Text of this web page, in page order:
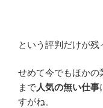
という評判だけが残
せめて今でもほかの
まで人気の無い仕事
すがね。